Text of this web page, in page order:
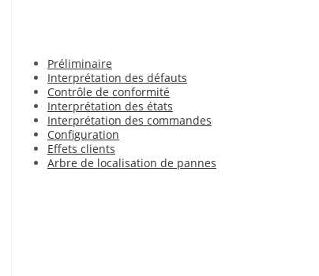
Préliminaire
Interprétation des défauts
Contrôle de conformité
Interprétation des états
Interprétation des commandes
Configuration
Effets clients
Arbre de localisation de pannes